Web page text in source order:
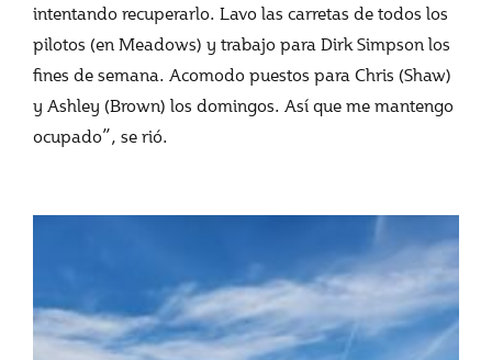
intentando recuperarlo. Lavo las carretas de todos los
pilotos (en Meadows) y trabajo para Dirk Simpson los
fines de semana. Acomodo puestos para Chris (Shaw)
y Ashley (Brown) los domingos. Así que me mantengo
ocupado”, se rió.